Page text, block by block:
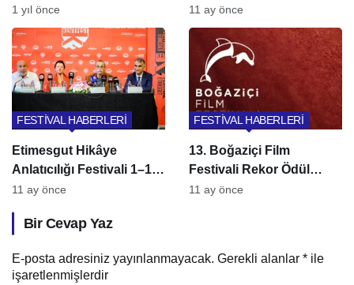
1 yıl önce
Temasıyla İstanbul’da
11 ay önce
Etimesgut Hikâye
Anlatıcılığı Festivali 1–14
Ekim’de Sanatseverlerle
FESTİVAL HABERLERİ
11 ay önce
13. Boğaziçi Film
Festivali Rekor Ödül
Desteğiyle Başlıyor
FESTİVAL HABERLERİ
11 ay önce
Bir Cevap Yaz
E-posta adresiniz yayınlanmayacak. Gerekli alanlar * ile
işaretlenmişlerdir